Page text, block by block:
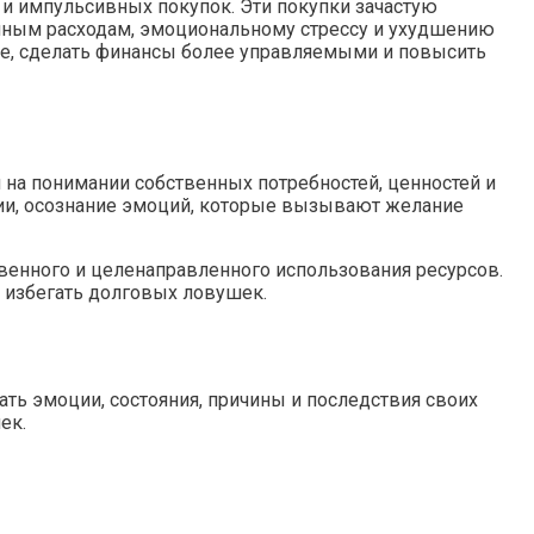
покупок. Эти покупки зачастую
расходам, эмоциональному стрессу и ухудшению
сделать финансы более управляемыми и повысить
понимании собственных потребностей, ценностей и
осознание эмоций, которые вызывают желание
и целенаправленного использования ресурсов.
долговых ловушек.
эмоции, состояния, причины и последствия своих